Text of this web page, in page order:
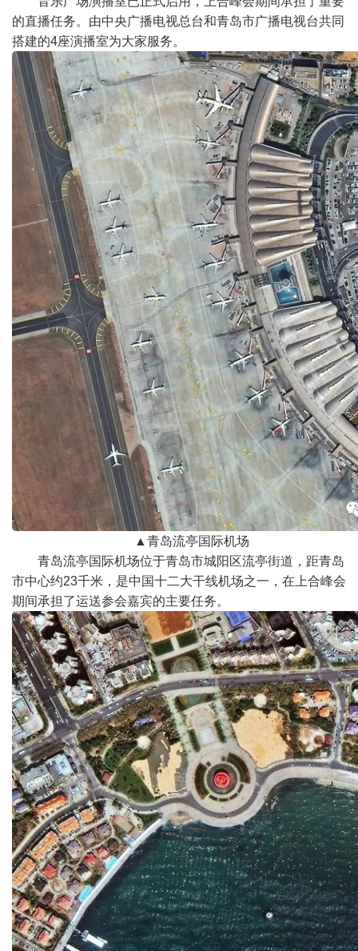
的直播任务。由中央广播电视总台和青岛市广播电视台共同
搭建的4座演播室为大家服务。
▲青岛流亭国际机场
青岛流亭国际机场位于青岛市城阳区流亭街道，距青岛
市中心约23千米，是中国十二大干线机场之一，在上合峰会
期间承担了运送参会嘉宾的主要任务。